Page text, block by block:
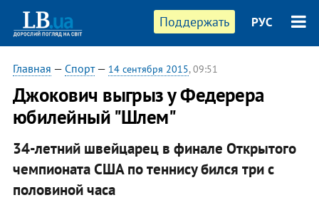
Поддержать РУС
Главная — Спорт— 14 сентября 2015, 09:51
Джокович выгрыз у Федерера
юбилейный "Шлем"
34-летний швейцарец в финале Открытого
чемпионата США по теннису бился три с
половиной часа